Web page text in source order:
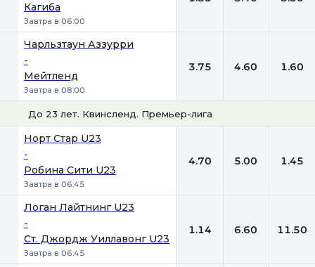
Кагиба
Завтра в 06:00
Чарльзтаун Аззурри
-
Мейтленд
Завтра в 08:00
3.75 4.60 1.60
До 23 лет. Квинсленд. Премьер-лига
Норт Стар U23
-
Робина Сити U23
Завтра в 06:45
4.70 5.00 1.45
Логан Лайтнинг U23
-
Ст. Джордж Уиллавонг U23
Завтра в 06:45
1.14 6.60 11.50